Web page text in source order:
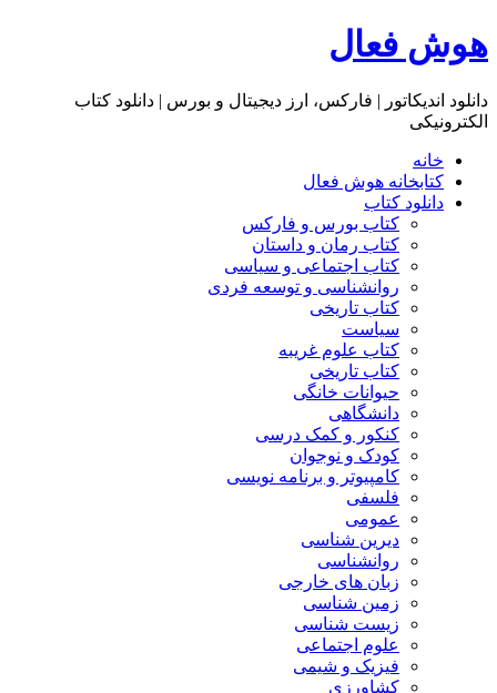
هوش فعال
دانلود اندیکاتور | فارکس، ارز دیجیتال و بورس | دانلود کتاب
الکترونیکی
خانه
کتابخانه هوش فعال
دانلود کتاب
کتاب بورس و فارکس
کتاب رمان و داستان
کتاب اجتماعی و سیاسی
روانشناسی و توسعه فردی
کتاب تاریخی
سیاست
کتاب علوم غریبه
کتاب تاریخی
حیوانات خانگی
دانشگاهی
کنکور و کمک‌ درسی
کودک و نوجوان
کامپیوتر و برنامه نویسی
فلسفی
عمومی
دیرین شناسی
روانشناسی
زبان های خارجی
زمین شناسی
زیست شناسی
علوم اجتماعی
فیزیک و شیمی
کشاورزی